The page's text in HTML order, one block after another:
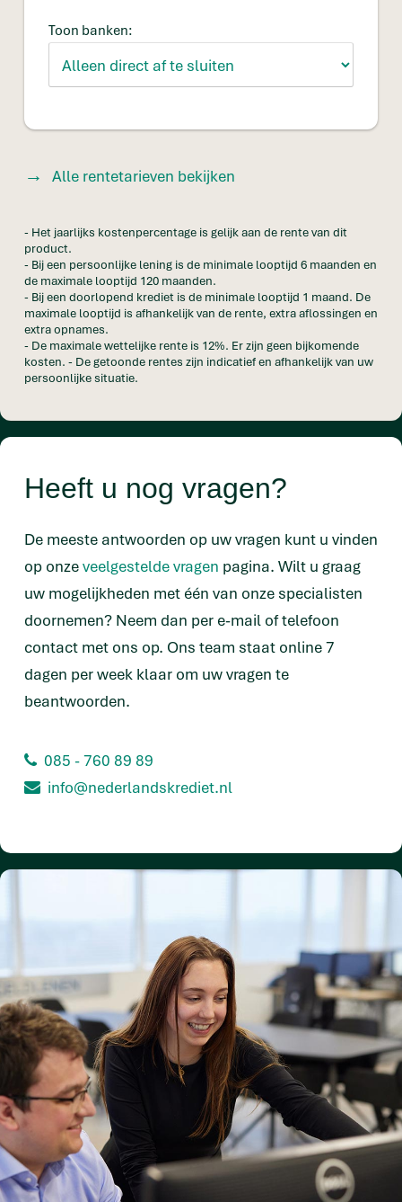
Toon banken:
Alle rentetarieven bekijken
- Het jaarlijks kostenpercentage is gelijk aan de rente van dit
product.
- Bij een persoonlijke lening is de minimale looptijd 6 maanden en
de maximale looptijd 120 maanden.
- Bij een doorlopend krediet is de minimale looptijd 1 maand. De
maximale looptijd is afhankelijk van de rente, extra aflossingen en
extra opnames.
- De maximale wettelijke rente is 12%. Er zijn geen bijkomende
kosten. - De getoonde rentes zijn indicatief en afhankelijk van uw
persoonlijke situatie.
Heeft u nog vragen?
De meeste antwoorden op uw vragen kunt u vinden
op onzeveelgestelde vragen pagina. Wilt u graag
uw mogelijkheden met één van onze specialisten
doornemen? Neem dan per e-mail of telefoon
contact met ons op. Ons team staat online 7
dagen per week klaar om uw vragen te
beantwoorden.
085 - 760 89 89
info@nederlandskrediet.nl